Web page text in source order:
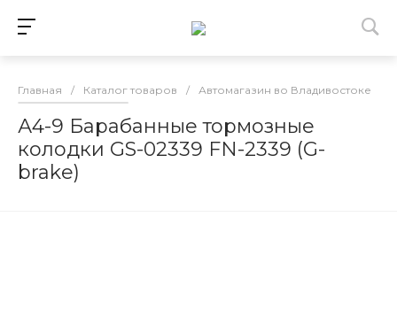
Главная / Каталог товаров / Автомагазин во Владивостоке
А4-9 Барабанные тормозные
колодки GS-02339 FN-2339 (G-
brake)